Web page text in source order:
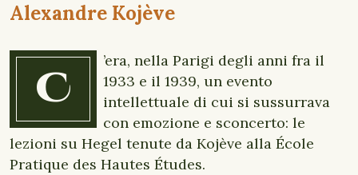
Alexandre Kojève
C
’era, nella Parigi degli anni fra il
1933 e il 1939, un evento
intellettuale di cui si sussurrava
con emozione e sconcerto: le
lezioni su Hegel tenute da Kojève alla École
Pratique des Hautes Études.